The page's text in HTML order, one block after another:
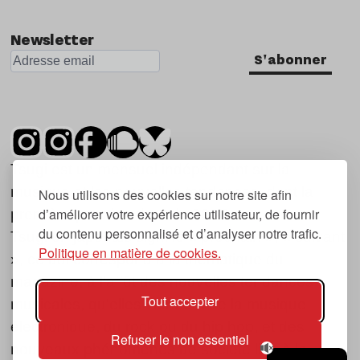
Nous utilisons des cookies sur notre site afin
d’améliorer votre expérience utilisateur, de fournir
du contenu personnalisé et d’analyser notre trafic.
Politique en matière de cookies.
Tout accepter
Refuser le non essentiel
Indie
Newsletter
S'abonner
Tsugi est un mensuel indépendant sur la
musique et les nouvelles tendances, dont la
première parution date de 2007.
Tsugi en japonais signifie « prochain », « suivant
», ce qui correspond à la thématique du
magazine, à l’affût des nouvelles tendances
musicales, qu’elles viennent de la musique
électronique, du rock ou du hip hop, et des
nouveaux phénomènes de société liés à la